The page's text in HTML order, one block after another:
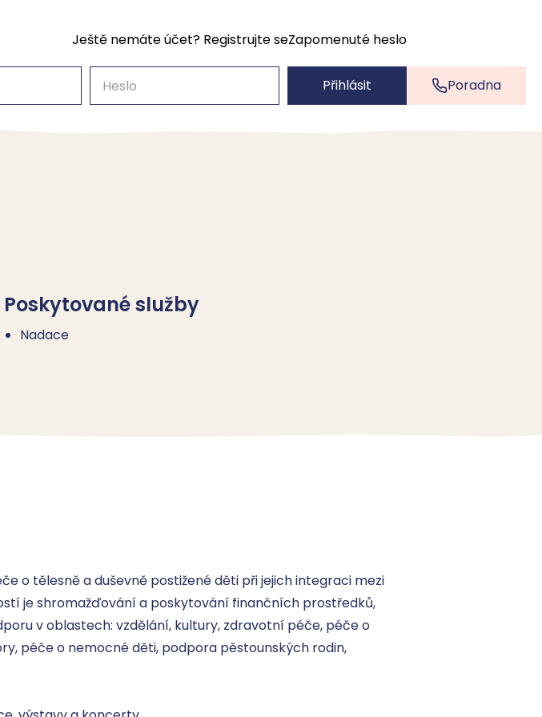
Poradna
Ještě nemáte účet? Registrujte seZapomenuté heslo
Přihlásit
Poskytované služby
Nadace
o tělesně a duševně postižené děti při jejich integraci mezi
je shromažďování a poskytování finančních prostředků,
v oblastech: vzdělání, kultury, zdravotní péče, péče o
péče o nemocné děti, podpora pěstounských rodin,